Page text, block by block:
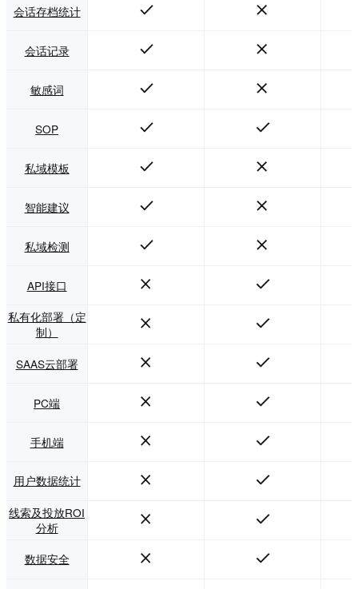
会话存档统计
会话记录
敏感词
SOP
私域模板
智能建议
私域检测
API接口
私有化部署（定
制）
SAAS云部署
PC端
手机端
用户数据统计
线索及投放ROI
分析
数据安全